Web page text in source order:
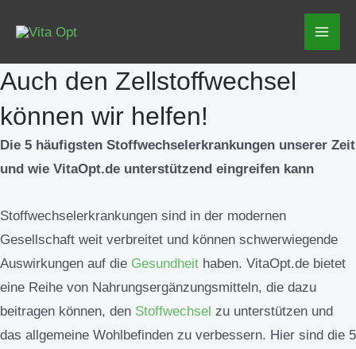
Inhalt
Auch den Zellstoffwechsel
können wir helfen!
Die 5 häufigsten Stoffwechselerkrankungen unserer Zeit
und wie VitaOpt.de unterstützend eingreifen kann
Stoffwechselerkrankungen sind in der modernen
Gesellschaft weit verbreitet und können schwerwiegende
Auswirkungen auf die Gesundheit haben. VitaOpt.de bietet
eine Reihe von Nahrungsergänzungsmitteln, die dazu
beitragen können, den Stoffwechsel zu unterstützen und
das allgemeine Wohlbefinden zu verbessern. Hier sind die 5